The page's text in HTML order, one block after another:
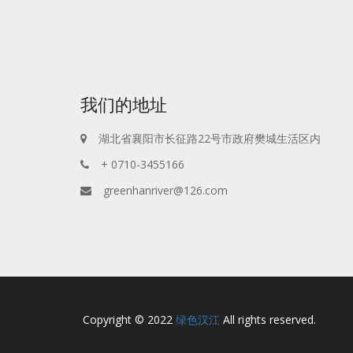
我们的地址
湖北省襄阳市长征路22号市政府樊城生活区内
+ 0710-3455166
greenhanriver@126.com
Copyright © 2022 绿色汉江 All rights reserved.